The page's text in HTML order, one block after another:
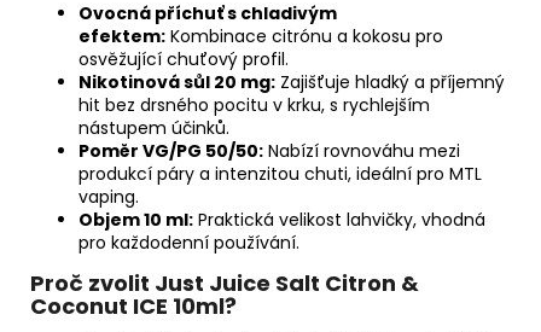
Ovocná příchuť s chladivým
efektem: Kombinace citrónu a kokosu pro
osvěžující chuťový profil.
Nikotinová sůl 20 mg: Zajišťuje hladký a příjemný
hit bez drsného pocitu v krku, s rychlejším
nástupem účinků.
Poměr VG/PG 50/50: Nabízí rovnováhu mezi
produkcí páry a intenzitou chuti, ideální pro MTL
vaping.
Objem 10 ml: Praktická velikost lahvičky, vhodná
pro každodenní používání.
Proč zvolit Just Juice Salt Citron &
Coconut ICE 10ml?